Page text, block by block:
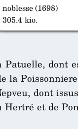
noblesse (1698)
305.4 kio.
dont
dont
et de